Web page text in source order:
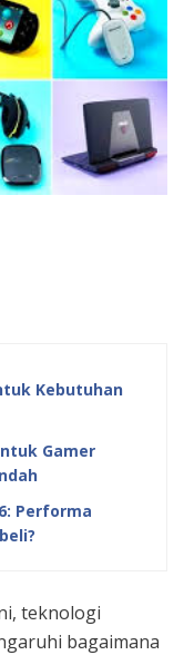
Kebutuhan
Gamer
Performa
teknologi
bagaimana